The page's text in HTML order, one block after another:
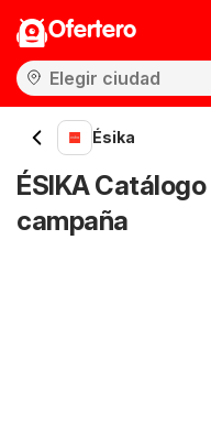
Ofertero
Ésika
ÉSIKA
campaña